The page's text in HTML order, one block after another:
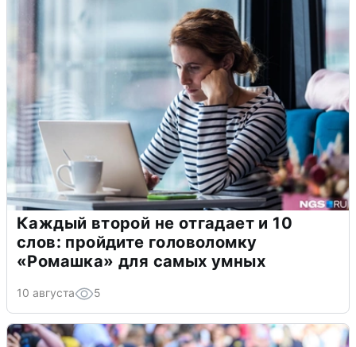
Каждый второй не отгадает и 10
слов: пройдите головоломку
«Ромашка» для самых умных
10 августа 5